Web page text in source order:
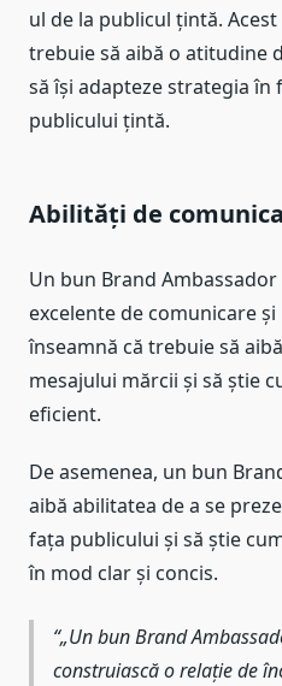
ul de la publicul țintă.
trebuie să aibă o atitudine
să își adapteze strategia în
publicului țintă.
Abilități de
Un bun Brand
excelente de comunicare
înseamnă că trebuie să
mesajului mărcii și să știe
eficient.
De asemenea, un bun
aibă abilitatea de a se
fața publicului și să știe
în mod clar și concis.
„Un bun Brand
construiască o relație de